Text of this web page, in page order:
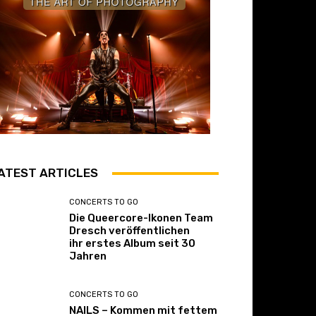
ARTICLES
CONCERTS TO GO
Die Queercore-Ikonen Team
Dresch veröffentlichen
ihr erstes Album seit 30
Jahren
CONCERTS TO GO
NAILS – Kommen mit fettem